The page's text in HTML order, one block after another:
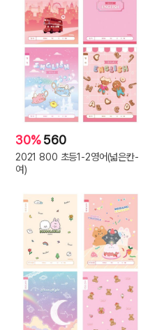
30%560
2021 800 초등1-2영어(넓은칸-
여)